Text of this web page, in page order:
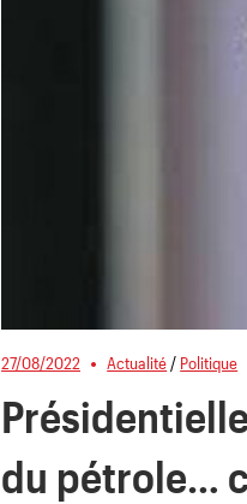
27/08/2022 Actualité / Politique
du pétrole…